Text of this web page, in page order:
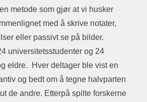
metode som gjør at vi husker
med å skrive notater,
eller passivt se på bilder.
universitetsstudenter og 24
eldre. Hver deltager ble vist en
og bedt om å tegne halvparten
de andre. Etterpå spilte forskerne